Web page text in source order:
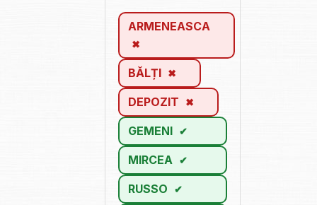
ARMENEASCA
BĂLȚI
DEPOZIT
GEMENI
MIRCEA
RUSSO